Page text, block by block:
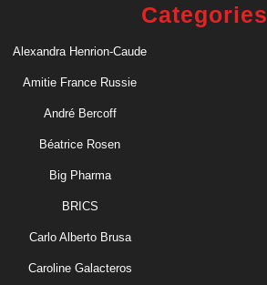
Categories
Alexandra Henrion-Caude
Amitie France Russie
André Bercoff
Béatrice Rosen
Big Pharma
BRICS
Carlo Alberto Brusa
Caroline Galacteros